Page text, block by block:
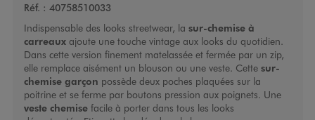
Réf. : 40758510033
Indispensable des looks streetwear, la sur-chemise à
carreaux ajoute une touche vintage aux looks du quotidien.
Dans cette version finement matelassée et fermée par un zip,
elle remplace aisément un blouson ou une veste. Cette sur-
chemise garçon possède deux poches plaquées sur la
poitrine et se ferme par boutons pression aux poignets. Une
veste chemisefacile à porter dans tous les looks